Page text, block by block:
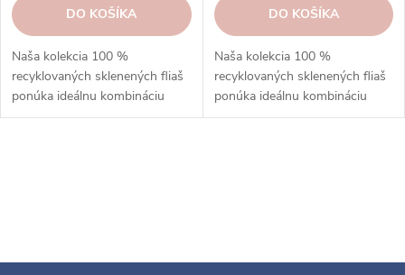
DO KOŠÍKA
Naša kolekcia 100 %
recyklovaných sklenených fliaš
ponúka ideálnu kombináciu
estetiky a praktickosti.
DO KOŠÍKA
Naša kolekcia 100 %
recyklovaných sklenených fliaš
ponúka ideálnu kombináciu
estetiky a praktickosti.
d